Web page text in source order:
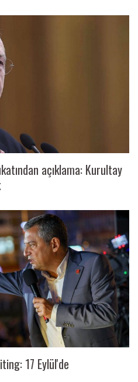
açıklama: Kurultay
17 Eylül'de